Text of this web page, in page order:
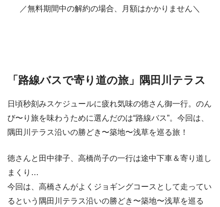
／無料期間中の解約の場合、月額はかかりません＼
「路線バスで寄り道の旅」隅田川テラス
日頃秒刻みスケジュールに疲れ気味の徳さん御一行。のん
び〜り旅を味わうために選んだのは“路線バス”。今回は、
隅田川テラス沿いの勝どき〜築地〜浅草を巡る旅！
徳さんと田中律子、高橋尚子の一行は途中下車＆寄り道し
まくり…
今回は、高橋さんがよくジョギングコースとして走ってい
るという隅田川テラス沿いの勝どき〜築地〜浅草を巡る